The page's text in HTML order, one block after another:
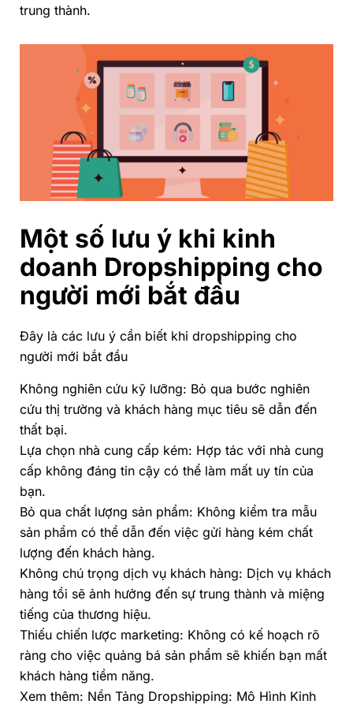
trung thành.
Một số lưu ý khi kinh
doanh Dropshipping cho
người mới bắt đầu
Đây là các lưu ý cần biết khi dropshipping cho
người mới bắt đầu
Không nghiên cứu kỹ lưỡng: Bỏ qua bước nghiên
cứu thị trường và khách hàng mục tiêu sẽ dẫn đến
thất bại.
Lựa chọn nhà cung cấp kém: Hợp tác với nhà cung
cấp không đáng tin cậy có thể làm mất uy tín của
bạn.
Bỏ qua chất lượng sản phẩm: Không kiểm tra mẫu
sản phẩm có thể dẫn đến việc gửi hàng kém chất
lượng đến khách hàng.
Không chú trọng dịch vụ khách hàng: Dịch vụ khách
hàng tồi sẽ ảnh hưởng đến sự trung thành và miệng
tiếng của thương hiệu.
Thiếu chiến lược marketing: Không có kế hoạch rõ
ràng cho việc quảng bá sản phẩm sẽ khiến bạn mất
khách hàng tiềm năng.
Xem thêm: Nền Tảng Dropshipping: Mô Hình Kinh